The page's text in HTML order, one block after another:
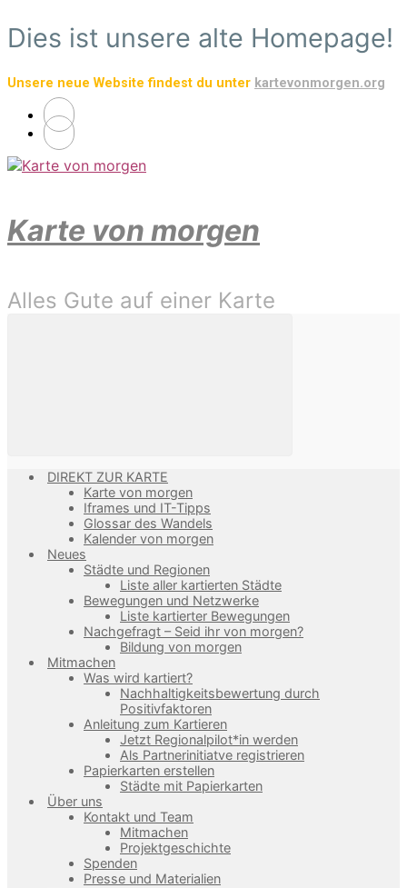
Zum
Hauptinhalt
Dies ist unsere alte Homepage!
Unsere neue Website findest du unter kartevonmorgen.org
Karte von morgen
Alles Gute auf einer Karte
DIREKT ZUR KARTE
Karte von morgen
Iframes und IT-Tipps
Glossar des Wandels
Kalender von morgen
Neues
Städte und Regionen
Liste aller kartierten Städte
Bewegungen und Netzwerke
Liste kartierter Bewegungen
Nachgefragt – Seid ihr von morgen?
Bildung von morgen
Mitmachen
Was wird kartiert?
Nachhaltigkeitsbewertung durch
Positivfaktoren
Anleitung zum Kartieren
Jetzt Regionalpilot*in werden
Als Partnerinitiatve registrieren
Papierkarten erstellen
Städte mit Papierkarten
Über uns
Kontakt und Team
Mitmachen
Projektgeschichte
Spenden
Presse und Materialien